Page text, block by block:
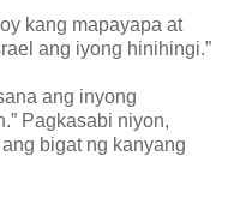
kang mapayapa at
ang iyong hinihingi.”
ang inyong
Pagkasabi niyon,
bigat ng kanyang